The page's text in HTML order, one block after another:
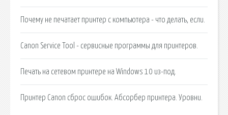
Почему не печатает принтер с компьютера - что делать, если.
Canon Service Tool - сервисные программы для принтеров.
Печать на сетевом принтере на Windows 10 из-под.
Принтер Canon сброс ошибок. Абсорбер принтера. Уровни.